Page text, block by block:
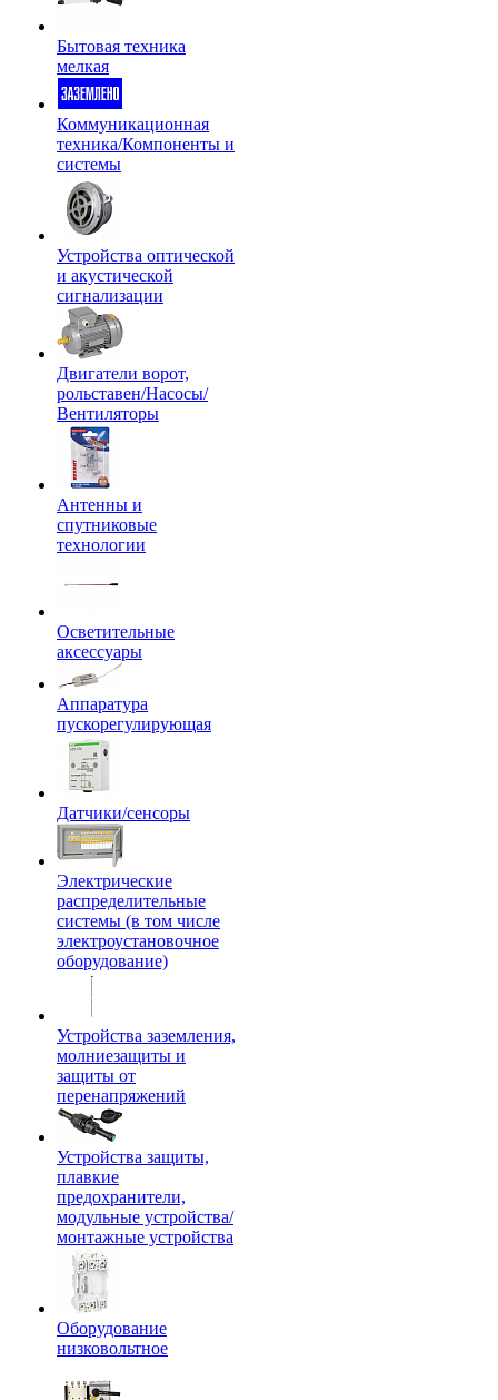
Бытовая техника
мелкая
Коммуникационная
техника/Компоненты и
системы
Устройства оптической
и акустической
сигнализации
Двигатели ворот,
рольставен/Насосы/
Вентиляторы
Антенны и
спутниковые
технологии
Осветительные
аксессуары
Аппаратура
пускорегулирующая
Датчики/сенсоры
Электрические
распределительные
системы (в том числе
электроустановочное
оборудование)
Устройства заземления,
молниезащиты и
защиты от
перенапряжений
Устройства защиты,
плавкие
предохранители,
модульные устройства/
монтажные устройства
Оборудование
низковольтное